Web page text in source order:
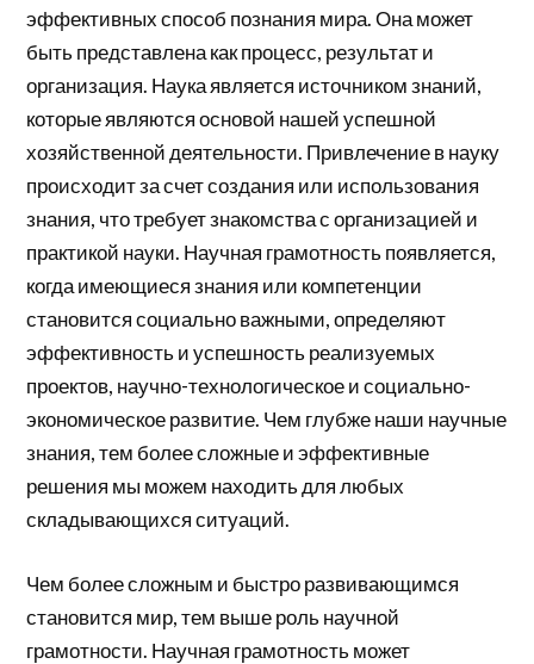
эффективных способ познания мира. Она может
быть представлена как процесс, результат и
организация. Наука является источником знаний,
которые являются основой нашей успешной
хозяйственной деятельности. Привлечение в науку
происходит за счет создания или использования
знания, что требует знакомства с организацией и
практикой науки. Научная грамотность появляется,
когда имеющиеся знания или компетенции
становится социально важными, определяют
эффективность и успешность реализуемых
проектов, научно-технологическое и социально-
экономическое развитие. Чем глубже наши научные
знания, тем более сложные и эффективные
решения мы можем находить для любых
складывающихся ситуаций.
Чем более сложным и быстро развивающимся
становится мир, тем выше роль научной
грамотности. Научная грамотность может